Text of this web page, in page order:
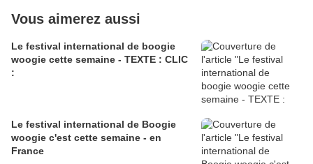
Vous aimerez aussi
Le festival international de boogie
woogie cette semaine - TEXTE : CLIC
:
Le festival international de Boogie
woogie c'est cette semaine - en
France